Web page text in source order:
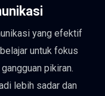
yang efektif
untuk fokus
pikiran.
lebih sadar dan